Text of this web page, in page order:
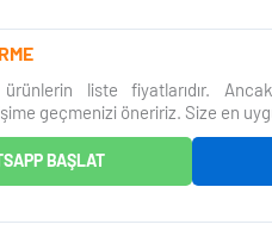
liste fiyatlarıdır.
geçmenizi öneririz. Size en
BAŞLAT